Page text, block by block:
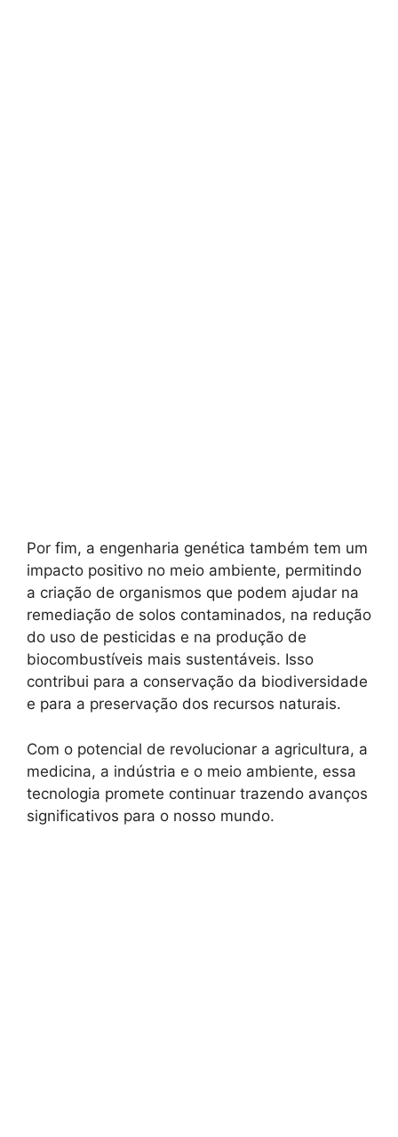
Por fim, a engenharia genética também tem um
impacto positivo no meio ambiente, permitindo
a criação de organismos que podem ajudar na
remediação de solos contaminados, na redução
do uso de pesticidas e na produção de
biocombustíveis mais sustentáveis. Isso
contribui para a conservação da biodiversidade
e para a preservação dos recursos naturais.
Com o potencial de revolucionar a agricultura, a
medicina, a indústria e o meio ambiente, essa
tecnologia promete continuar trazendo avanços
significativos para o nosso mundo.